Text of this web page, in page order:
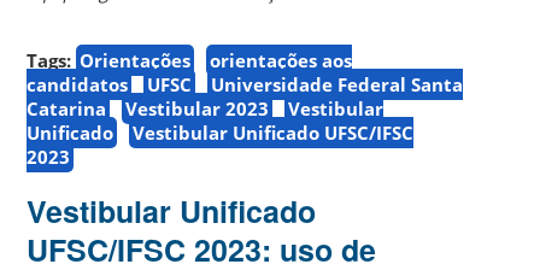
Tags: Orientações
orientações aos
candidatos
UFSC
Universidade Federal Santa
Catarina
Vestibular 2023
Vestibular
Unificado
Vestibular Unificado UFSC/IFSC
2023
Vestibular Unificado
UFSC/IFSC 2023: uso de